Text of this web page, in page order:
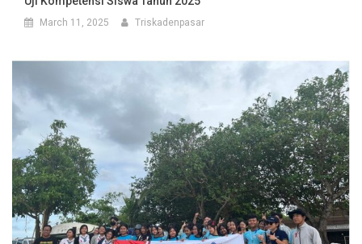
March 11, 2025 Triskadenpasar